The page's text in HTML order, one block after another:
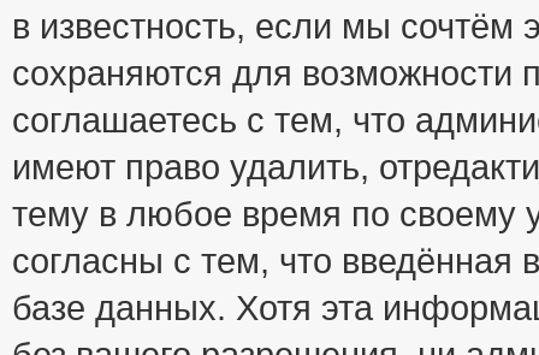
в известность, если мы
сохраняются для возможности
соглашаетесь с тем, что
имеют право удалить,
тему в любое время по своему
согласны с тем, что
базе данных. Хотя эта